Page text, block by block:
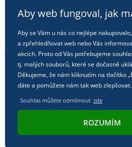
Sledujte nás na
Aby web fungoval, jak
Aby se Vám u nás co nejlépe
a zpřehledňovat web nebo Vás
akcích. Proto od Vás potřebujeme
tj. malých souborů, které se dočasně
Děkujeme, že nám kliknutím na tlačítko
dáte a pomůžete nám tak web zlepšovat.
Souhlas můžete odmítnout zde
ROZUMÍM